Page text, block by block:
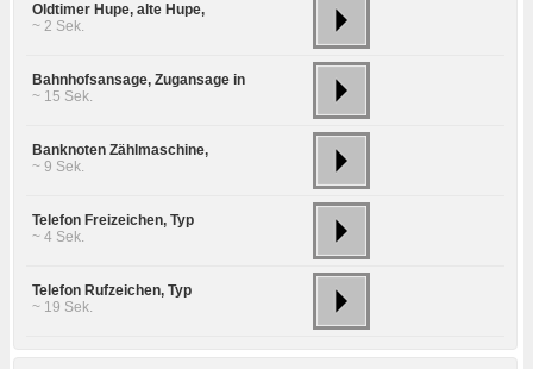
Oldtimer Hupe, alte Hupe,
~ 2 Sek.
Bahnhofsansage, Zugansage in
~ 15 Sek.
Banknoten Zählmaschine,
~ 9 Sek.
Telefon Freizeichen, Typ
~ 4 Sek.
Telefon Rufzeichen, Typ
~ 19 Sek.